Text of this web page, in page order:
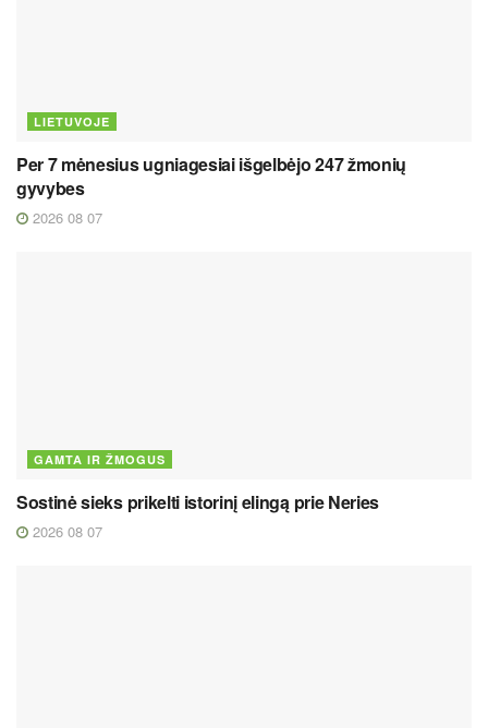
LIETUVOJE
Per 7 mėnesius ugniagesiai išgelbėjo 247 žmonių
gyvybes
2026 08 07
GAMTA IR ŽMOGUS
Sostinė sieks prikelti istorinį elingą prie Neries
2026 08 07